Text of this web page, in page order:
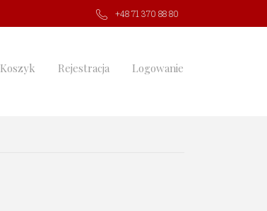
+48 71 370 88 80
Koszyk Rejestracja Logowanie